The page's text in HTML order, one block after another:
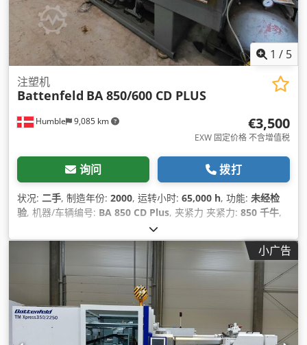
1 / 5
Humble 9,085 km
注塑机
Battenfeld BA 850/600 CD PLUS
€3,500
EXW 固定价格 不含增值税
询问 拨打
状况: 二手, 制造年份: 2000, 运转小时: 65,000 h, 功能: 未经检
验, 机器/车辆编号: BA 850 CD Plus, 夹紧力 夹紧力: 850 千牛,
1 毫米
注射压力:1 横杆, 注射重量:1 g, 模具高度（最小值）:1 毫米,
1 N , 总长度: 1 毫米, 总宽度: 1 毫米
1 毫米 , 输入电流类型: , 输入频率:50 赫兹
, 输入电
, 输入电流:
小广告